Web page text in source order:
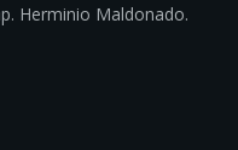
Herminio Maldonado.